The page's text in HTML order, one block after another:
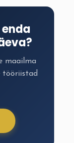
maailma
tööriistad